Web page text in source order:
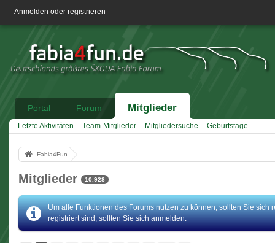
Anmelden oder registrieren
Portal Forum Mitglieder
Letzte Aktivitäten Team-Mitglieder Mitgliedersuche Geburtstage
Fabia4Fun
Mitglieder 10.928
Um alle Funktionen des Forums nutzen zu können, sollten Sie sich
registriert sind, sollten Sie sich anmelden.